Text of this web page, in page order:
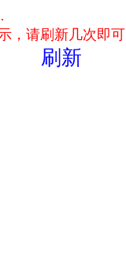
，请刷新几次即可
刷新